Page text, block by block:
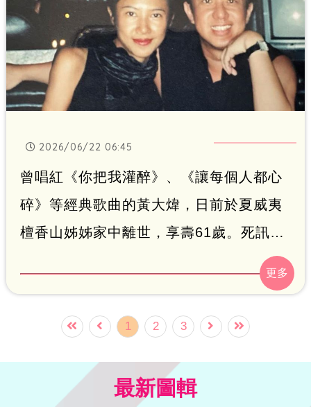
2026/06/22 06:45
曾唱紅《你把我灌醉》、《讓每個人都心
碎》等經典歌曲的黃大煒，日前於夏威夷
檀香山姊姊家中離世，享壽61歲。死訊14
日由姊姊委任律師對外證實，聲明指出兩
位姊姊為其全體繼承人，相關音樂資產則
由委任律師事務所作為唯一合法授權窗
紀人女友Vicky（趙濰佳）全都排除在外，
消息震驚整個演藝圈。Vicky昨（21）日
1 2 3
最新圖輯